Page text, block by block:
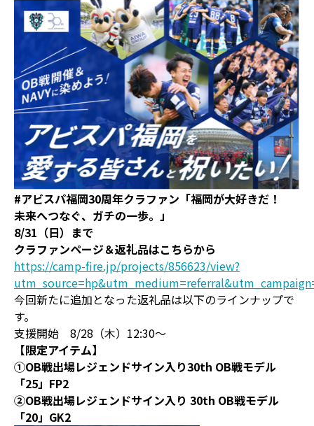
#アビスパ福岡30周年クラファン「福岡が大好きだ！
未来へつなぐ、ガチの一歩。」
8/31（日）まで
クラファンページ＆返礼品はこちらから
https://camp-fire.jp/projects/856623/view?
今回新たに追加となった返礼品は以下のラインナップで
す。
支援開始 8/28（木）12:30～
【限定アイテム】
①OB戦出場レジェンドサイン入り30th OB戦モデル
「25」FP2
②OB戦出場レジェンドサイン入り 30th OB戦モデル
「20」GK2